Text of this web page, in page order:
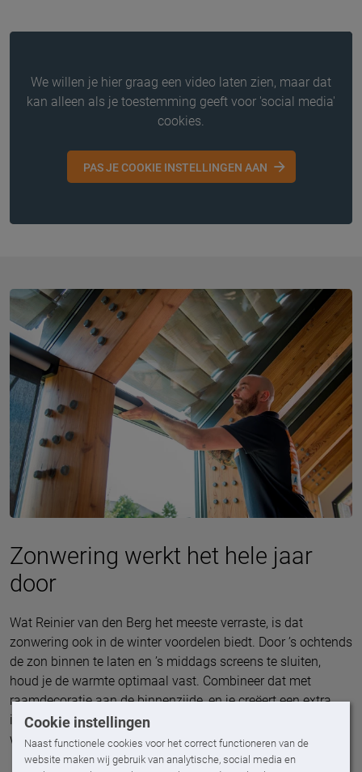
Cookie instellingen
Naast functionele cookies voor het correct functioneren van de
website maken wij gebruik van analytische, social media en
We willen je hier graag een video laten zien, maar dat
kan alleen als je toestemming geeft voor 'social media'
cookies.
PAS JE COOKIE INSTELLINGEN AAN
Zonwering werkt het hele jaar
door
Wat Reinier van den Berg het meeste verraste, is dat
zonwering ook in de winter voordelen biedt. Door ’s ochtends
de zon binnen te laten en ’s middags screens te sluiten,
houd je de warmte optimaal vast. Combineer dat met
raamdecoratie aan de binnenzijde, en je creëert een extra
isolerende laag – precies wat je wilt in een duurzame
woning.